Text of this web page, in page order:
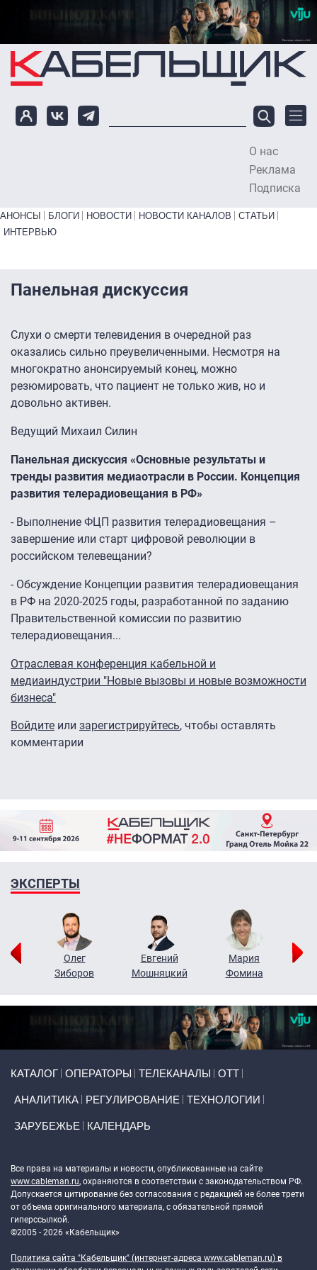
Перейти к основному содержанию
О нас
Реклама
Подписка
Primary links bottom
АНОНСЫ БЛОГИ НОВОСТИ НОВОСТИ КАНАЛОВ
СТАТЬИ
ИНТЕРВЬЮ
Панельная дискуссия
Слухи о смерти телевидения в очередной раз
оказались сильно преувеличенными. Несмотря на
многократно анонсируемый конец, можно
резюмировать, что пациент не только жив, но и
довольно активен.
Ведущий Михаил Силин
Панельная дискуссия «Основные результаты и
тренды развития медиаотрасли в России. Концепция
развития телерадиовещания в РФ»
- Выполнение ФЦП развития телерадиовещания –
завершение или старт цифровой революции в
российском телевещании?
- Обсуждение Концепции развития телерадиовещания
в РФ на 2020-2025 годы, разработанной по заданию
Правительственной комиссии по развитию
телерадиовещания...
Отраслевая конференция кабельной и
медиаиндустрии "Новые вызовы и новые возможности
бизнеса"
Войдите или зарегистрируйтесь, чтобы оставлять
комментарии
ЭКСПЕРТЫ
Олег
Зиборов
Евгений
Мошняцкий
Мария
Фомина
КАТАЛОГ ОПЕРАТОРЫ ТЕЛЕКАНАЛЫ ОТТ
АНАЛИТИКА РЕГУЛИРОВАНИЕ ТЕХНОЛОГИИ
ЗАРУБЕЖЬЕ КАЛЕНДАРЬ
Все права на материалы и новости, опубликованные на сайте
www.cableman.ru, охраняются в соответствии с законодательством РФ.
Допускается цитирование без согласования с редакцией не более трети
от объема оригинального материала, с обязательной прямой
гиперссылкой.
©2005 - 2026 «Кабельщик»
Политика сайта "Кабельщик" (интернет-адреса www.cableman.ru) в